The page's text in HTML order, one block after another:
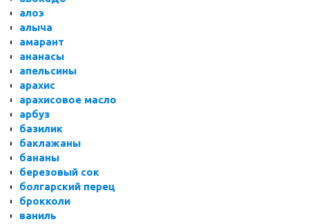
алоэ
алыча
амарант
ананасы
апельсины
арахис
арахисовое масло
арбуз
базилик
баклажаны
бананы
березовый сок
болгарский перец
брокколи
ваниль